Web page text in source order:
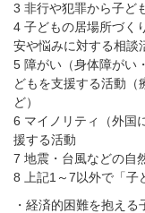
3 非行や犯罪から子ど
4 子どもの居場所づく
安や悩みに対する相談
5 障がい（身体障がい
どもを支援する活動（
ど）
6 マイノリティ（外国
援する活動
7 地震・台風などの自
8 上記1～7以外で「子
・経済的困難を抱え